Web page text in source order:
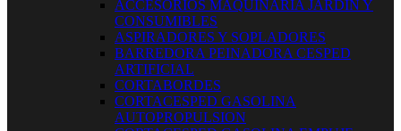
ACCESORIOS MAQUINARIA JARDIN Y
CONSUMIBLES
ASPIRADORES Y SOPLADORES
BARREDORA PEINADORA CESPED
ARTIFICIAL
CORTABORDES
CORTACESPED GASOLINA
AUTOPROPULSION